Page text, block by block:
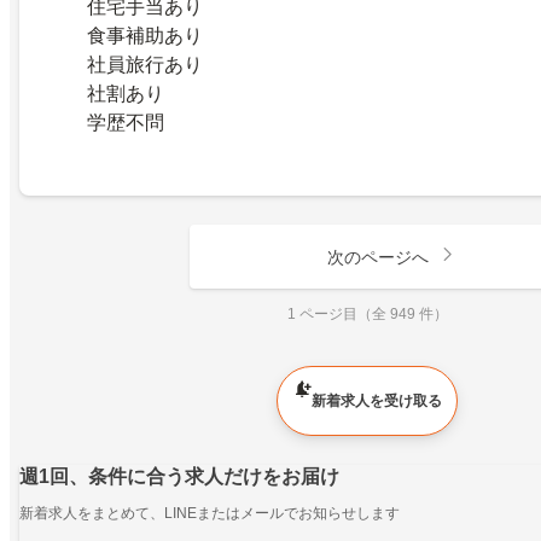
住宅手当あり
食事補助あり
社員旅行あり
社割あり
学歴不問
次のページへ
1 ページ目（全 949 件）
新着求人を受け取る
週1回、条件に合う求人だけをお届け
新着求人をまとめて、LINEまたはメールでお知らせします